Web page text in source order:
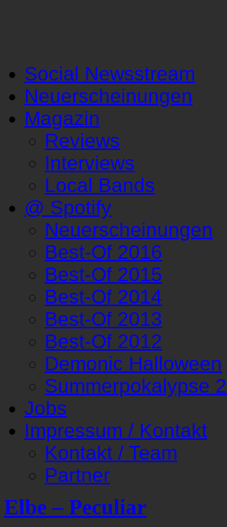
Social Newsstream
Neuerscheinungen
Magazin
Reviews
Interviews
Local Bands
@ Spotify
Neuerscheinungen
Best-Of 2016
Best-Of 2015
Best-Of 2014
Best-Of 2013
Best-Of 2012
Demonic Halloween
Summerpokalypse
Jobs
Impressum / Kontakt
Kontakt / Team
Partner
Elbe – Peculiar